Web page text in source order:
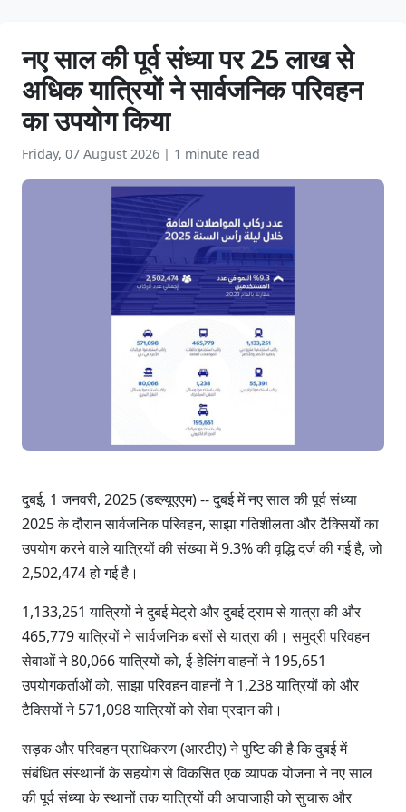
नए साल की पूर्व संध्या पर 25 लाख से
अधिक यात्रियों ने सार्वजनिक परिवहन
का उपयोग किया
Friday, 07 August 2026 | 1 minute read
दुबई, 1 जनवरी, 2025 (डब्ल्यूएएम) -- दुबई में नए साल की पूर्व संध्या
2025 के दौरान सार्वजनिक परिवहन, साझा गतिशीलता और टैक्सियों का
उपयोग करने वाले यात्रियों की संख्या में 9.3% की वृद्धि दर्ज की गई है, जो
2,502,474 हो गई है।
1,133,251 यात्रियों ने दुबई मेट्रो और दुबई ट्राम से यात्रा की और
465,779 यात्रियों ने सार्वजनिक बसों से यात्रा की। समुद्री परिवहन
सेवाओं ने 80,066 यात्रियों को, ई-हेलिंग वाहनों ने 195,651
उपयोगकर्ताओं को, साझा परिवहन वाहनों ने 1,238 यात्रियों को और
टैक्सियों ने 571,098 यात्रियों को सेवा प्रदान की।
सड़क और परिवहन प्राधिकरण (आरटीए) ने पुष्टि की है कि दुबई में
संबंधित संस्थानों के सहयोग से विकसित एक व्यापक योजना ने नए साल
की पूर्व संध्या के स्थानों तक यात्रियों की आवाजाही को सुचारू और